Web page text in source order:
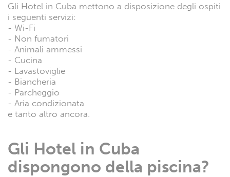
Gli Hotel in Cuba mettono a disposizione degli ospiti
i seguenti servizi:
- Wi-Fi
- Non fumatori
- Animali ammessi
- Cucina
- Lavastoviglie
- Biancheria
- Parcheggio
- Aria condizionata
e tanto altro ancora.
Gli Hotel in Cuba
dispongono della piscina?